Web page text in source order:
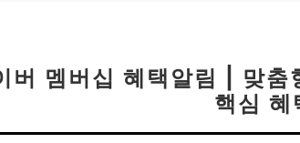
버 멤버십 혜택알림 | 맞춤
핵심 혜